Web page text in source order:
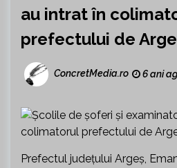
au intrat în
prefectului de
ConcretMedia.ro 6 ani
Prefectul județului Argeș,